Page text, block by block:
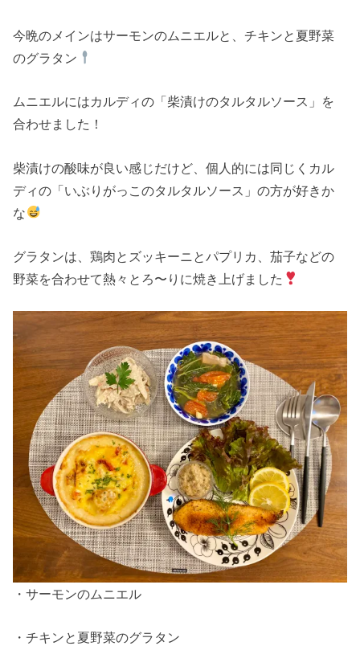
今晩のメインはサーモンのムニエルと、チキンと夏野菜
のグラタン
ムニエルにはカルディの「柴漬けのタルタルソース」を
合わせました！
柴漬けの酸味が良い感じだけど、個人的には同じくカル
ディの「いぶりがっこのタルタルソース」の方が好きか
な
グラタンは、鶏肉とズッキーニとパプリカ、茄子などの
野菜を合わせて熱々とろ〜りに焼き上げました
・サーモンのムニエル
・チキンと夏野菜のグラタン